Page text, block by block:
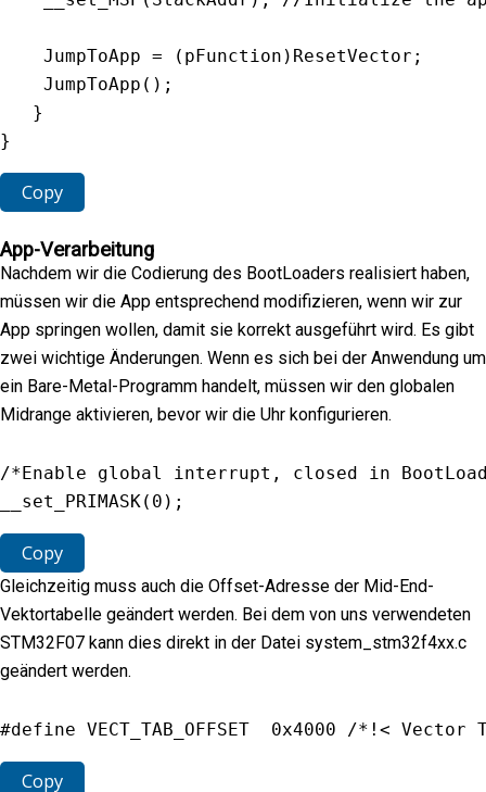
    JumpToApp
= ( pFunction ) ResetVector ;
JumpToApp ( ) ;
}
}
Copy
App-Verarbeitung
Nachdem wir die Codierung des BootLoaders realisiert haben,
müssen wir die App entsprechend modifizieren, wenn wir zur
App springen wollen, damit sie korrekt ausgeführt wird. Es gibt
zwei wichtige Änderungen. Wenn es sich bei der Anwendung um
ein Bare-Metal-Programm handelt, müssen wir den globalen
Midrange aktivieren, bevor wir die Uhr konfigurieren.
/*Enable global interrupt, closed in
__set_PRIMASK( 0 ) ;
Copy
Gleichzeitig muss auch die Offset-Adresse der Mid-End-
Vektortabelle geändert werden. Bei dem von uns verwendeten
STM32F07 kann dies direkt in der Datei system_stm32f4xx.c
geändert werden.
#define VECT_TAB_OFFSET 0x4000 /*!< Vector
Copy